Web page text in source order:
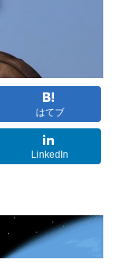
はてブ
LinkedIn